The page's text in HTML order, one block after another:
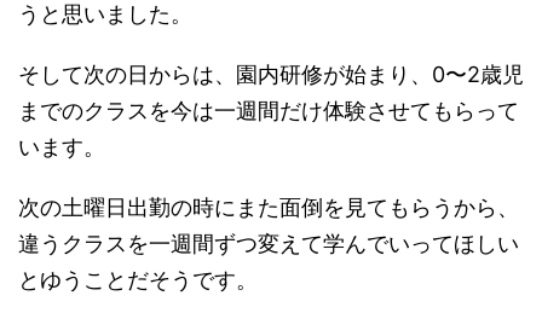
うと思いました。
そして次の日からは、園内研修が始まり、0〜2歳児
までのクラスを今は一週間だけ体験させてもらって
います。
次の土曜日出勤の時にまた面倒を見てもらうから、
違うクラスを一週間ずつ変えて学んでいってほしい
とゆうことだそうです。